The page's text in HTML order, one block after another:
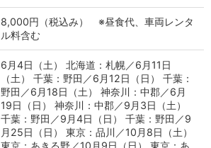
8,000円（税込み） ※昼食代、車両レンタ
ル料含む
6月4日（土） 北海道：札幌／6月11日
（土） 千葉：野田／6月12日（日） 千葉：
野田／6月18日（土） 神奈川：中郡／6月
19日（日） 神奈川：中郡／9月3日（土）
千葉：野田／9月4日（日） 千葉：野田／9
月25日（日） 東京：品川／10月8日（土）
東京：あきる野／10月9日（日） 東京：あ